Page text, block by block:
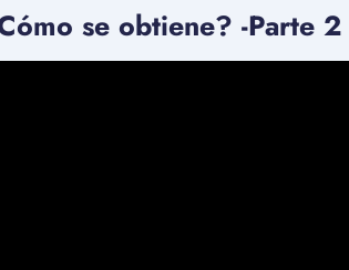
se obtiene? -Parte 2